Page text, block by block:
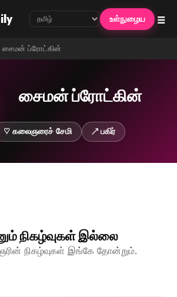
உள்நுழைய ☰
சைமன் ப்ரோட்கின்
சைமன் ப்ரோட்கின்
♡ கலைஞரைச் சேமி ↗ பகிர்
நிகழ்வுகள் இல்லை
நிகழ்வுகள் இங்கே தோன்றும்.